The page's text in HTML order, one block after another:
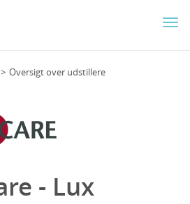
Oversigt over udstillere
- Lux